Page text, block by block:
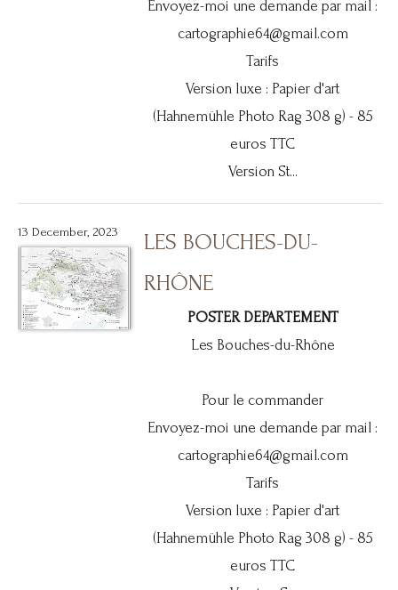
Envoyez-moi une demande par mail :
cartographie64@gmail.com
Tarifs
Version luxe : Papier d'art
(Hahnemühle Photo Rag 308 g) - 85
euros TTC
Version St...
13 December, 2023
LES BOUCHES-DU-
RHÔNE
POSTER DEPARTEMENT
Les Bouches-du-Rhône
Pour le commander
Envoyez-moi une demande par mail :
cartographie64@gmail.com
Tarifs
Version luxe : Papier d'art
(Hahnemühle Photo Rag 308 g) - 85
euros TTC